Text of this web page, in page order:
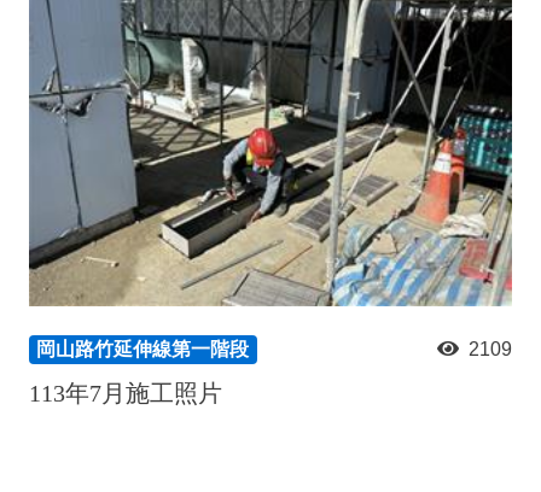
岡山路竹延伸線第一階段 2109
113年7月施工照片